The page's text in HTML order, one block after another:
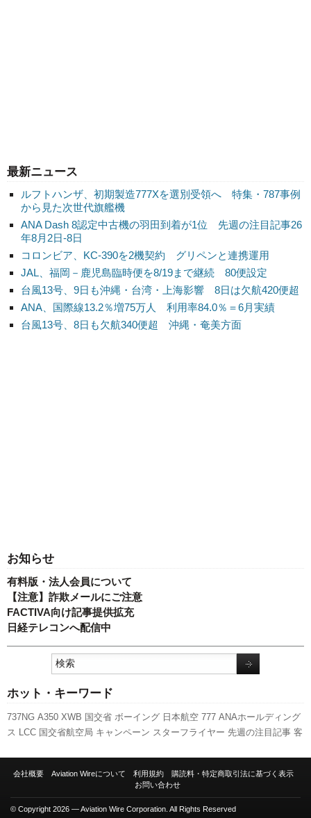
最新ニュース
ルフトハンザ、初期製造777Xを選別受領へ 特集・787事例
から見た次世代旗艦機
ANA Dash 8認定中古機の羽田到着が1位 先週の注目記事26
年8月2日-8日
コロンビア、KC-390を2機契約 グリペンと連携運用
JAL、福岡－鹿児島臨時便を8/19まで継続 80便設定
台風13号、9日も沖縄・台湾・上海影響 8日は欠航420便超
ANA、国際線13.2％増75万人 利用率84.0％＝6月実績
台風13号、8日も欠航340便超 沖縄・奄美方面
お知らせ
有料版・法人会員について
【注意】詐欺メールにご注意
FACTIVA向け記事提供拡充
日経テレコンへ配信中
ホット・キーワード
737NG A350 XWB 国交省 ボーイング 日本航空 777 ANAホールディング
ス LCC 国交省航空局 キャンペーン スターフライヤー 先週の注目記事 客
実績 A320 新路線 新千歳空港 セントレア 航空貨物 訪日客 全日空 成田空
会社概要 Aviation Wireについて 利用規約
購読料・特定商取引法に基づく表示
お問い合わせ
© Copyright 2026 — Aviation Wire Corporation. All Rights Reserved